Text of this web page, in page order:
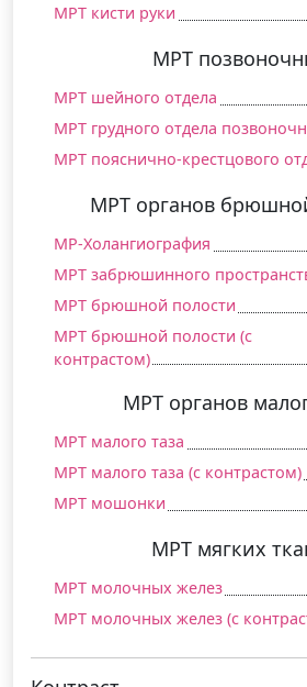
МРТ кисти руки
МРТ
МРТ шейного отдела
МРТ грудного отдела
МРТ пояснично-крестцового
МРТ органов
МР-Холангиография
МРТ забрюшинного
МРТ брюшной полости
МРТ брюшной полости (c
контрастом)
МРТ органов
МРТ малого таза
МРТ малого таза (c контрастом)
МРТ мошонки
МРТ мягких
МРТ молочных желез
МРТ молочных желез (c